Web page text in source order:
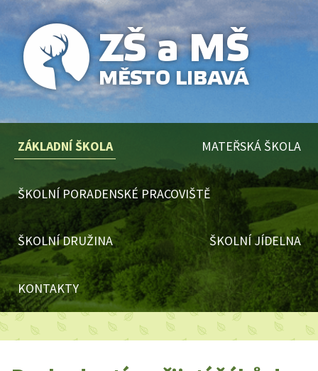
ZÁKLADNÍ ŠKOLA MATEŘSKÁ ŠKOLA
ŠKOLNÍ PORADENSKÉ PRACOVIŠTĚ
ŠKOLNÍ DRUŽINA ŠKOLNÍ JÍDELNA
KONTAKTY